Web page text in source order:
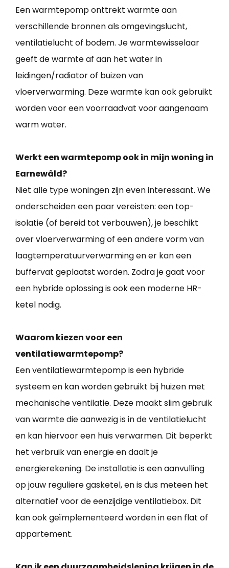
Een warmtepomp onttrekt warmte aan
verschillende bronnen als omgevingslucht,
ventilatielucht of bodem. Je warmtewisselaar
geeft de warmte af aan het water in
leidingen/radiator of buizen van
vloerverwarming. Deze warmte kan ook gebruikt
worden voor een voorraadvat voor aangenaam
warm water.
Werkt een warmtepomp ook in mijn woning in
Earnewâld?
Niet alle type woningen zijn even interessant. We
onderscheiden een paar vereisten: een top-
isolatie (of bereid tot verbouwen), je beschikt
over vloerverwarming of een andere vorm van
laagtemperatuurverwarming en er kan een
buffervat geplaatst worden. Zodra je gaat voor
een hybride oplossing is ook een moderne HR-
ketel nodig.
Waarom kiezen voor een
ventilatiewarmtepomp?
Een ventilatiewarmtepomp is een hybride
systeem en kan worden gebruikt bij huizen met
mechanische ventilatie. Deze maakt slim gebruik
van warmte die aanwezig is in de ventilatielucht
en kan hiervoor een huis verwarmen. Dit beperkt
het verbruik van energie en daalt je
energierekening. De installatie is een aanvulling
op jouw reguliere gasketel, en is dus meteen het
alternatief voor de eenzijdige ventilatiebox. Dit
kan ook geïmplementeerd worden in een flat of
appartement.